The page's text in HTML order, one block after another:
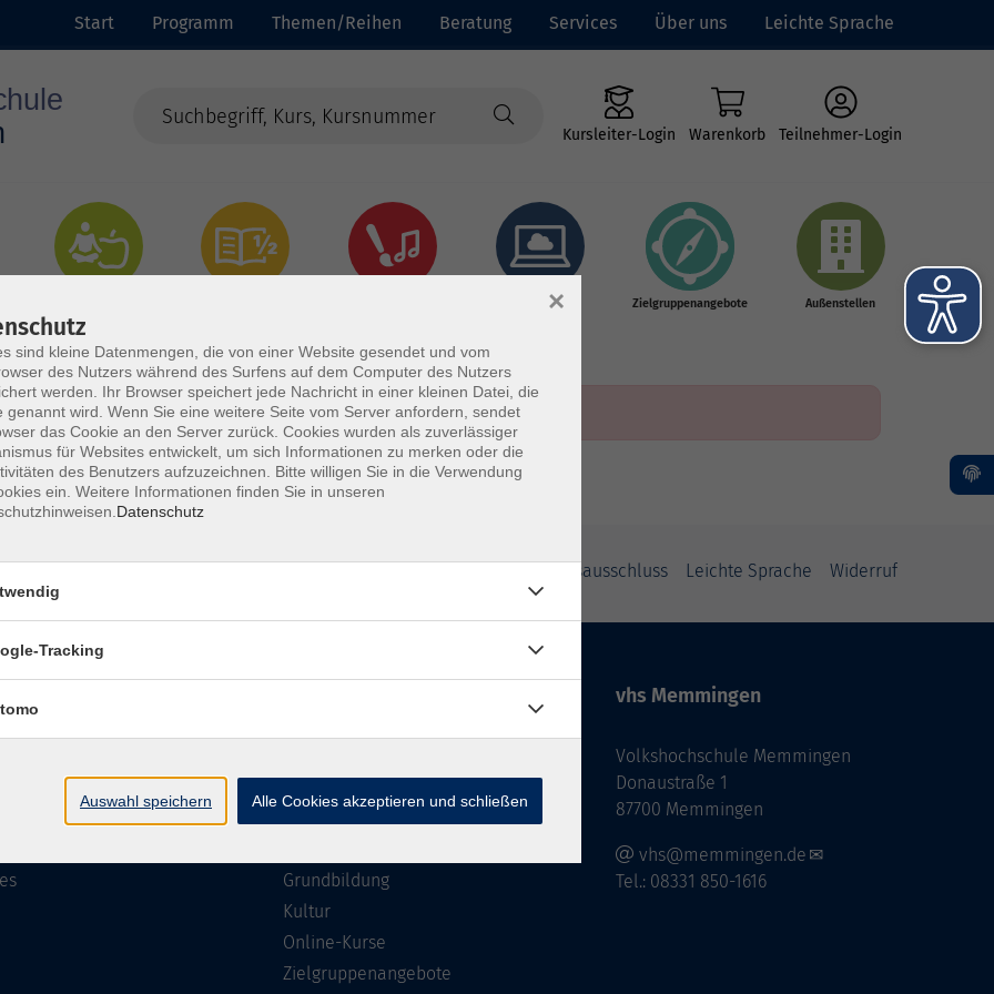
Start Programm Themen/Reihen Beratung Services Über uns Leichte Sprache
Kursleiter-Login Warenkorb Teilnehmer-Login
Online-Kurse Zielgruppenangebote Außenstellen
Haftungsausschluss Leichte Sprache Widerruf
Reihen
Grundbildung
Kultur
Online-Kurse
Zielgruppenangebote
vhs Memmingen
Volkshochschule Memmingen
Donaustraße 1
87700 Memmingen
vhs@memmingen.de
Tel.: 08331 850-1616
sind kleine Datenmengen, die von einer Website gesendet und vom
des Nutzers während des Surfens auf dem Computer des Nutzers
werden. Ihr Browser speichert jede Nachricht in einer kleinen Datei, die
genannt wird. Wenn Sie eine weitere Seite vom Server anfordern, sendet
das Cookie an den Server zurück. Cookies wurden als zuverlässiger
für Websites entwickelt, um sich Informationen zu merken oder die
des Benutzers aufzuzeichnen. Bitte willigen Sie in die Verwendung
ein. Weitere Informationen finden Sie in unseren
Datenschutz
×
Tracking
Auswahl speichern Alle Cookies akzeptieren und schließen